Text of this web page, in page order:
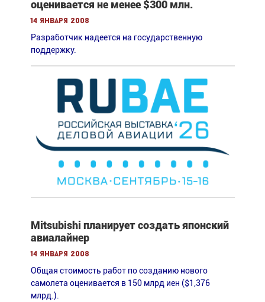
оценивается не менее $300 млн.
14 января 2008
Разработчик надеется на государственную
поддержку.
Mitsubishi планирует создать японский
авиалайнер
14 января 2008
Общая стоимость работ по созданию нового
самолета оценивается в 150 млрд иен ($1,376
млрд.).